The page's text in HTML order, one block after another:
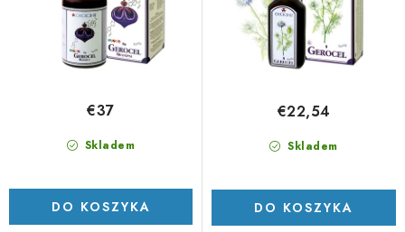
Skladem
€37
DO KOSZYKA
Skladem
€22,54
DO KOSZYKA